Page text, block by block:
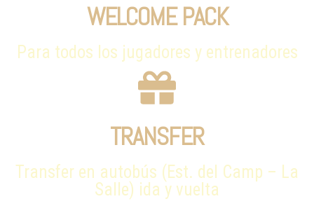
WELCOME PACK
Para todos los jugadores y entrenadores
TRANSFER
Transfer en autobús (Est. del Camp – La
Salle) ida y vuelta